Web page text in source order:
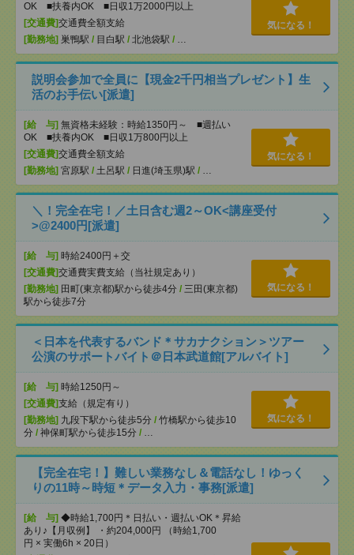
OK ■扶養内OK ■日収1万2000円以上
[交通費]交通費全額支給
[勤務地] 巣鴨駅 / 目白駅 / 北池袋駅 / …
気になる！
説明会参加で全員に【現金2千円相当プレゼント】生
活のお手伝い[派遣]
[給 与] 無資格未経験：時給1350円～ ■週払い
OK ■扶養内OK ■日収1万800円以上
[交通費]交通費全額支給
[勤務地] 宮原駅 / 土呂駅 / 日進(埼玉県)駅 / …
気になる！
＼！完全在宅！／土日含む週2～OK<講座受付
>@2400円[派遣]
[給 与] 時給2400円＋交
[交通費]交通費実費支給（当社規定あり）
[勤務地] 田町(東京都)駅から徒歩4分 / 三田(東京都)
駅から徒歩7分
気になる！
＜日本を代表するバンド＊サカナクション＞ツアー
公演のサポートバイト＠日本武道館[アルバイト]
[給 与] 時給1250円～
[交通費]支給（規定有り）
[勤務地] 九段下駅から徒歩5分 / 竹橋駅から徒歩10
分 / 神保町駅から徒歩15分 / …
気になる！
【完全在宅！】難しい業務なし＆電話なし！ゆっく
りの11時～時短＊データ入力・事務[派遣]
[給 与] ◆時給1,700円＊日払い・週払いOK＊昇給
あり♪【月収例】 ・約204,000円 （時給1,700
円 × 実働6h × 20日）